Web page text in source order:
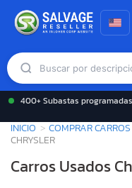
400+ Subastas
INICIO COMPRAR
CHRYSLER
Carros Usados